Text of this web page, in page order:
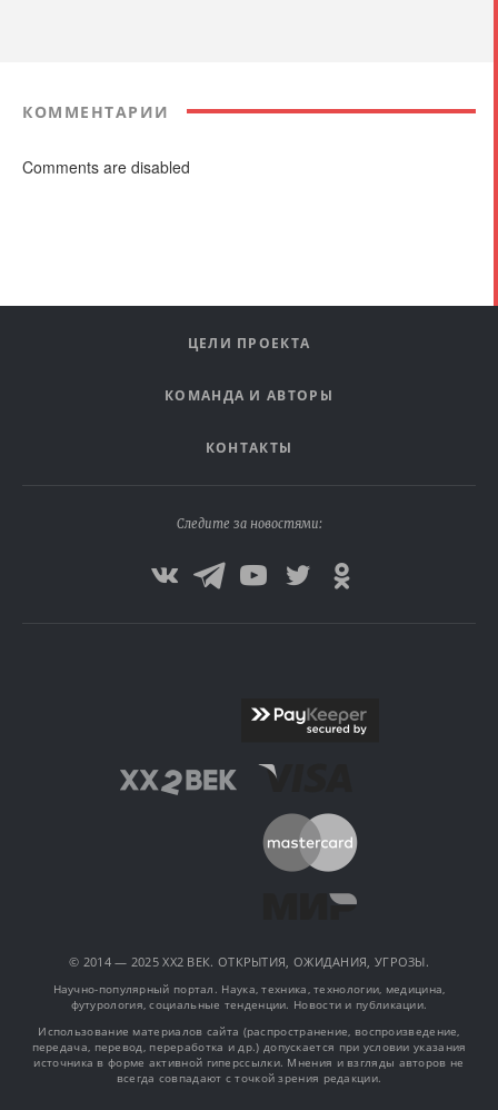
КОММЕНТАРИИ
Comments are disabled
ЦЕЛИ ПРОЕКТА
КОМАНДА И АВТОРЫ
КОНТАКТЫ
Следите за новостями:
© 2014 — 2025 XX2 ВЕК. ОТКРЫТИЯ, ОЖИДАНИЯ, УГРОЗЫ.
Научно-популярный портал. Наука, техника, технологии, медицина,
футурология, социальные тенденции. Новости и публикации.
Использование материалов сайта (распространение, воспроизведение,
передача, перевод, переработка и др.) допускается при условии указания
источника в форме активной гиперссылки. Мнения и взгляды авторов не
всегда совпадают с точкой зрения редакции.